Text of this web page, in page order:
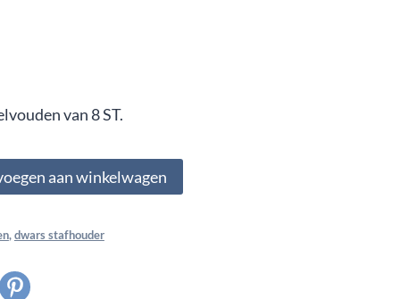
van 8 ST.
aan winkelwagen
, dwars stafhouder